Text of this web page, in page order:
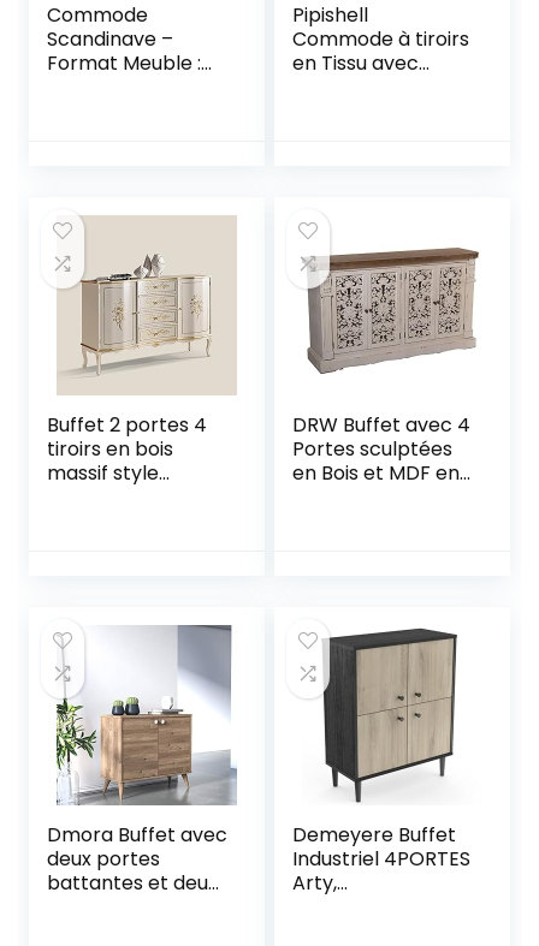
Commode
Scandinave –
Format Meuble :
Pipishell
Commode à tiroirs
en Tissu avec
Coucher, Salon,
Chambre d’enfant,
Couloir, etc
(Beige)
Buffet 2 portes 4
tiroirs en bois
massif style
DRW Buffet avec 4
Portes sculptées
en Bois et MDF en
Dmora Buffet avec
deux portes
battantes et deux
Demeyere Buffet
Industriel 4PORTES
Arty,